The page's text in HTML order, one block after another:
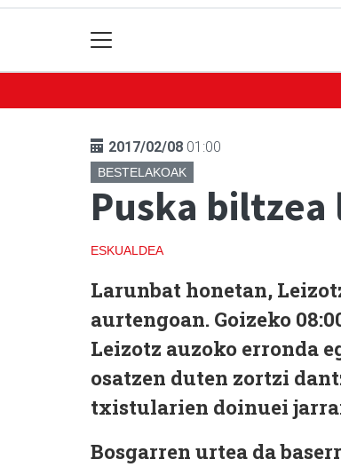
2017/02/08 01:00
BESTELAKOAK
Puska
ESKUALDEA
Larunbat honetan,
aurtengoan. Goizeko
Leizotz auzoko erronda
osatzen duten zortzi
txistularien doinuei
Bosgarren urtea da